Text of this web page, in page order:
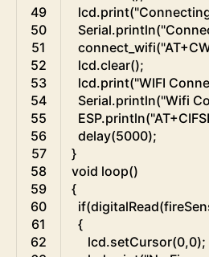
49
50
51
52
53
54
55
56
57
58
59
60
61
62
lcd.print(
Serial.println(
connect_wifi(
lcd.clear();
lcd.print("WIFI
Serial.println("Wifi
ESP.println(
delay(5000);
}
void loop()
{
if(digitalRead(
{
lcd.setCursor(0,0);